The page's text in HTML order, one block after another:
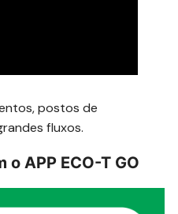
postos de
fluxos.
APP ECO-T GO